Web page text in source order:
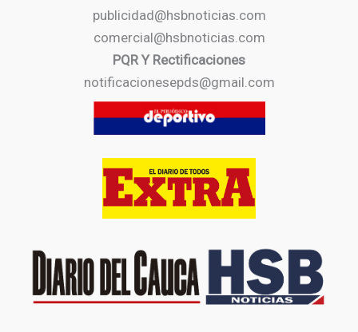
publicidad@hsbnoticias.com
comercial@hsbnoticias.com
PQR Y Rectificaciones
notificacionesepds@gmail.com